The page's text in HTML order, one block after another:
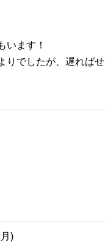
います！
りでしたが、遅ればせ
)